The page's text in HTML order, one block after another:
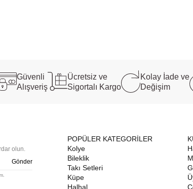
Güvenli
Alışveriş
Ücretsiz ve
Sigortalı Kargo
Kolay İade ve
Değişim
olun.
Gönder
POPÜLER KATEGORİLER
Kolye
Bileklik
Takı Setleri
Küpe
Halhal